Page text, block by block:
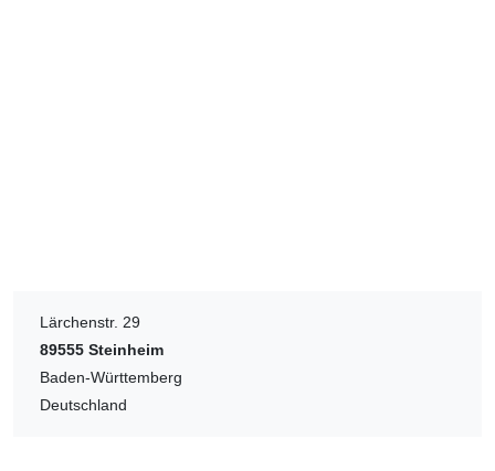
Lärchenstr. 29
89555 Steinheim
Baden-Württemberg
Deutschland